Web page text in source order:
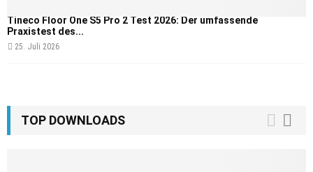
Tineco Floor One S5 Pro 2 Test 2026: Der umfassende
Praxistest des...
25. Juli 2026
TOP DOWNLOADS